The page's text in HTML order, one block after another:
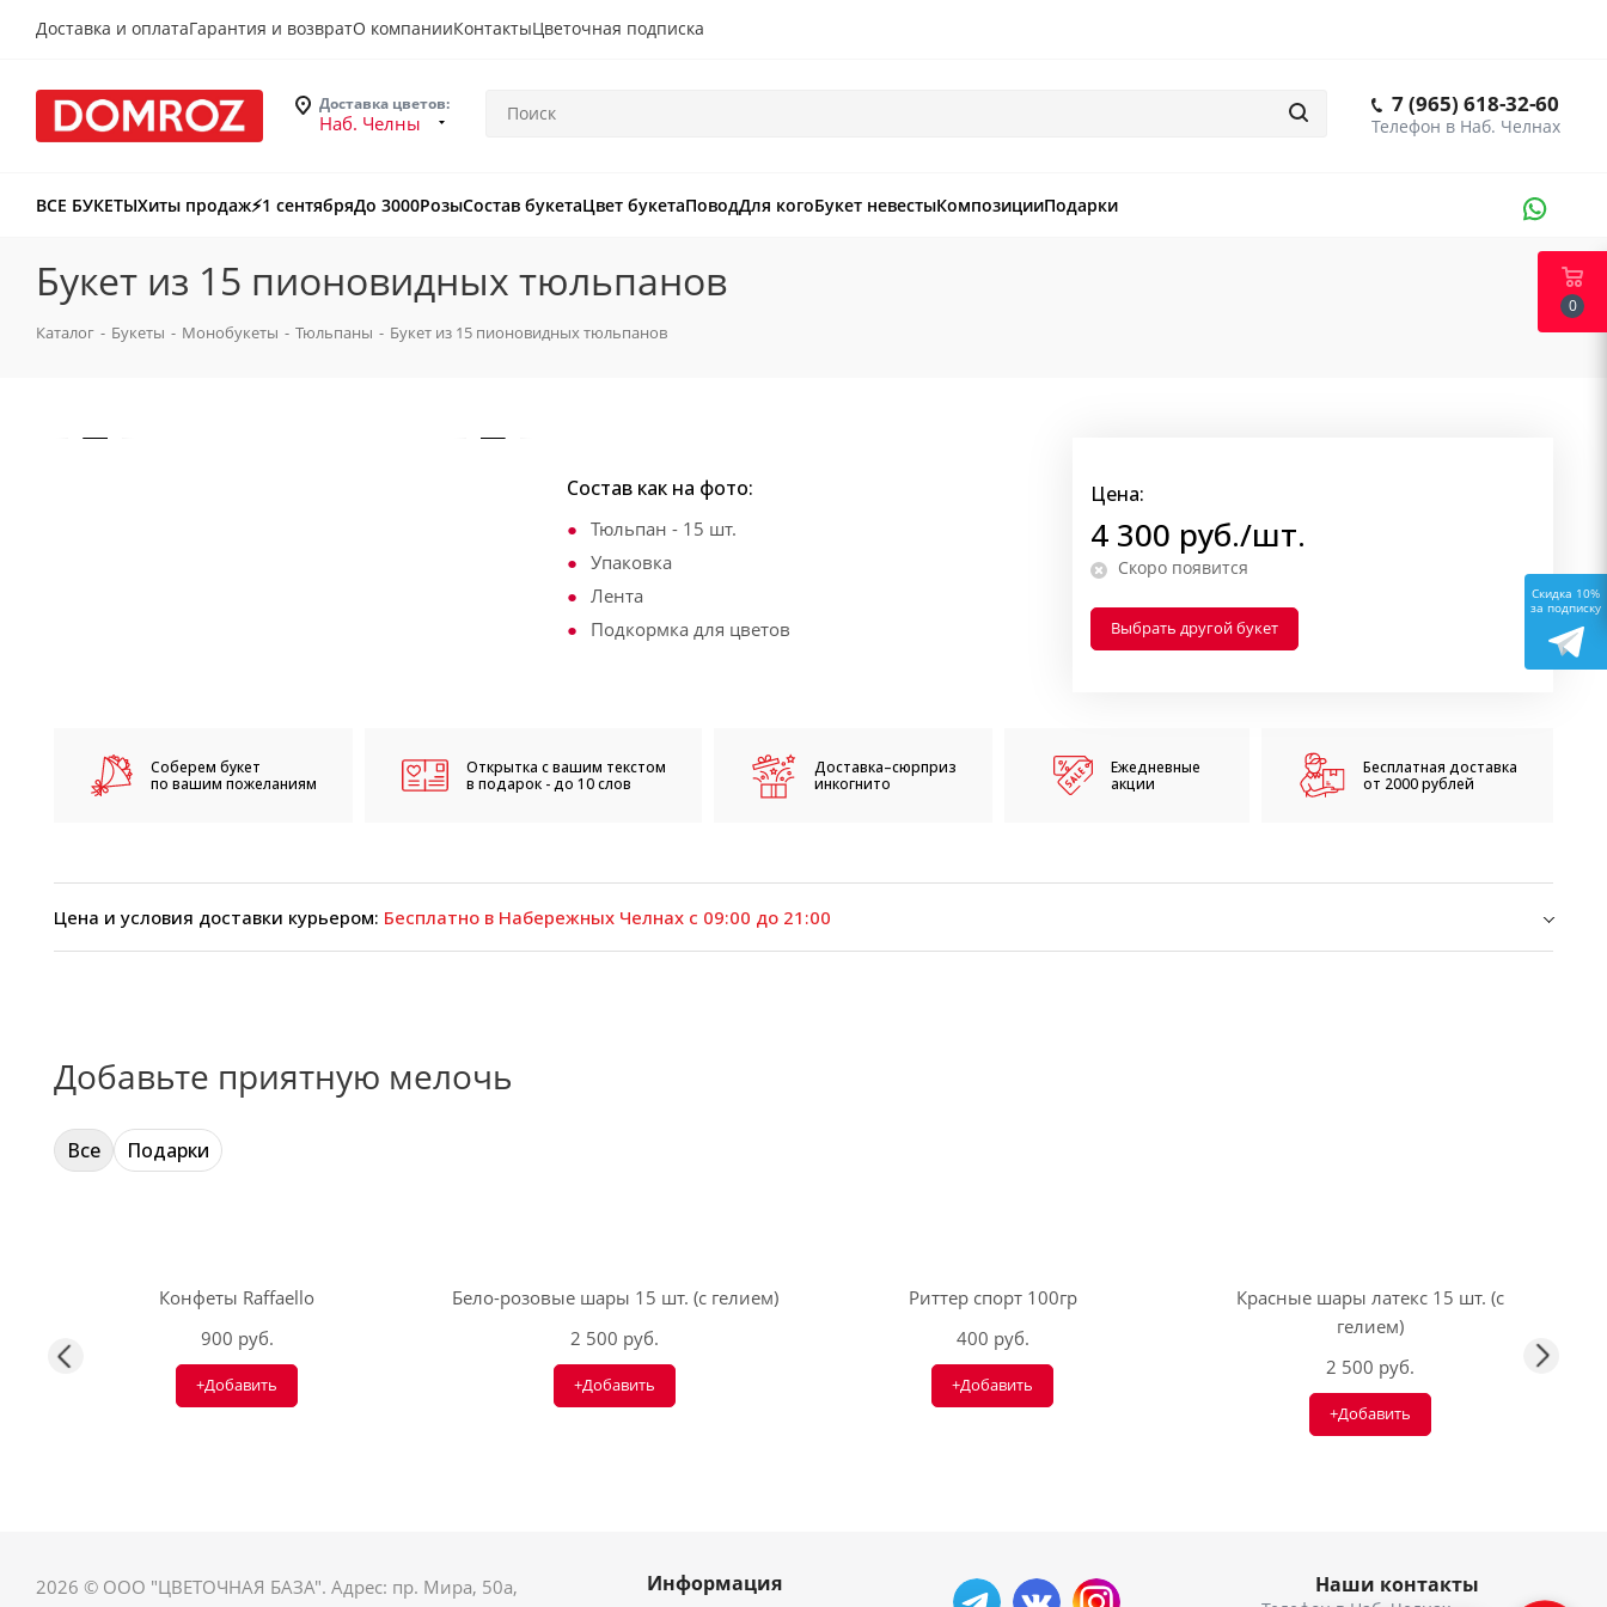
Доставка и оплатаГарантия и возвратО компанииКонтактыЦветочная подписка
Доставка цветов:
Наб. Челны
7 (965) 618-32-60
ВСЕ БУКЕТЫХиты продаж⚡️1 сентябряДо 3000РозыСостав букетаЦвет букетаПоводДля когоБукет невестыКомпозицииПодарки
Букет из 15 пионовидных тюльпанов
Каталог - Букеты - Монобукеты - Тюльпаны - Букет из 15 пионовидных тюльпанов
Состав как на фото:
Тюльпан - 15 шт.
Упаковка
Лента
Подкормка для цветов
Цена:
4 300 руб./шт.
Скоро появится
Выбрать другой букет
Соберем букет
по вашим пожеланиям
Открытка с вашим текстом
в подарок - до 10 слов
Доставка–сюрприз
инкогнито
Ежедневные
акции
Бесплатная доставка
от 2000 рублей
Цена и условия доставки курьером: Бесплатно в Набережных Челнах с 09:00 до 21:00
Добавьте приятную мелочь
Все Подарки
Конфеты Raffaello
900 руб.
+Добавить
Бело-розовые шары 15 шт. (с гелием)
2 500 руб.
+Добавить
Риттер спорт 100гр
400 руб.
+Добавить
Красные шары латекс 15 шт. (с
гелием)
2 500 руб.
+Добавить
2026 © ООО "ЦВЕТОЧНАЯ БАЗА". Адрес: пр. Мира, 50а,
Информация Наши контакты
0
Скидка 10%
за подписку